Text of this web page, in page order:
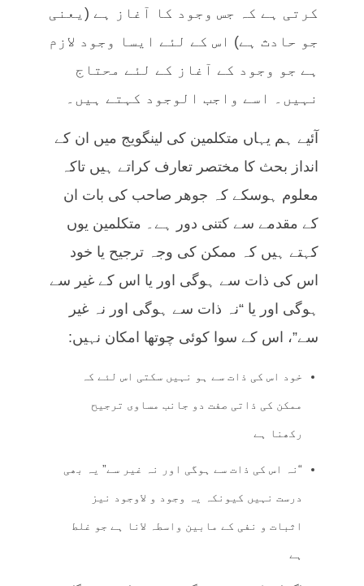
کرتی ہے کہ جس وجود کا آغاز ہے (یعنی
جو حادث ہے) اس کے لئے ایسا وجود لازم
ہے جو وجود کے آغاز کے لئے محتاج
نہیں۔ اسے واجب الوجود کہتے ہیں۔
آئیے ہم یہاں متکلمین کی لینگویج میں ان کے
انداز بحث کا مختصر تعارف کراتے ہیں تاکہ
معلوم ہوسکے کہ جوھر صاحب کی بات ان
کے مقدمے سے کتنی دور ہے۔ متکلمین یوں
کہتے ہیں کہ ممکن کی وجہ ترجیح یا خود
اس کی ذات سے ہوگی اور یا اس کے غیر سے
ہوگی اور یا “نہ ذات سے ہوگی اور نہ غیر
سے”، اس کے سوا کوئی چوتھا امکان نہیں:
خود اس کی ذات سے ہو نہیں سکتی اس لئے کہ
ممکن کی ذاتی صفت دو جانب مساوی ترجیح
رکھنا ہے
“نہ اس کی ذات سے ہوگی اور نہ غیر سے” یہ بھی
درست نہیں کیونکہ یہ وجود و لاوجود نیز
اثبات و نفی کے مابین واسطہ لانا ہے جو غلط
ہے